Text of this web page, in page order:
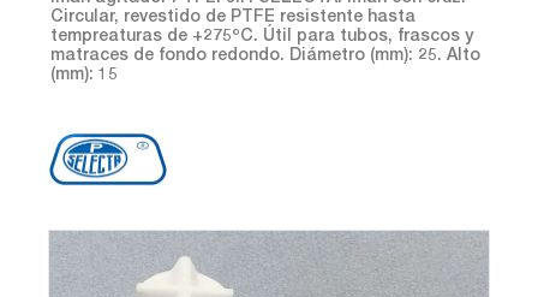
Circular, revestido de PTFE resistente hasta
tempreaturas de +275ºC. Útil para tubos, frascos y
matraces de fondo redondo. Diámetro (mm): 25. Alto
(mm): 15